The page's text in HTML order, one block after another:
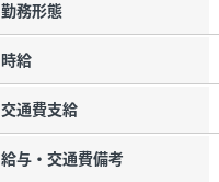
勤務形態
時給
交通費支給
給与・交通費備考